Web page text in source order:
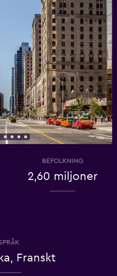
BEFOLKNING
2,60 miljoner
Franskt